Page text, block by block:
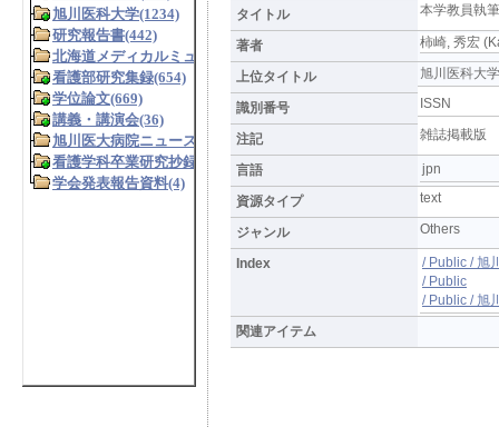
タイトル
本学教員執
著者 柿崎, 秀宏
上位タイトル 旭川医科大
識別番号 ISSN
注記 雑誌掲載版
言語 jpn
資源タイプ text
ジャンル Others
Index
/ Public / 旭
/ Public
/ Public / 旭
関連アイテム